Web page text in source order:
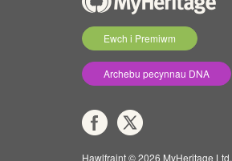
Ewch i Premiwm
Archebu pecynnau DNA
Hawlfraint © 2026 MyHeritage Ltd.